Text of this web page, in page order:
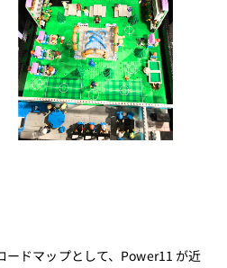
ドマップとして、Power11 が近